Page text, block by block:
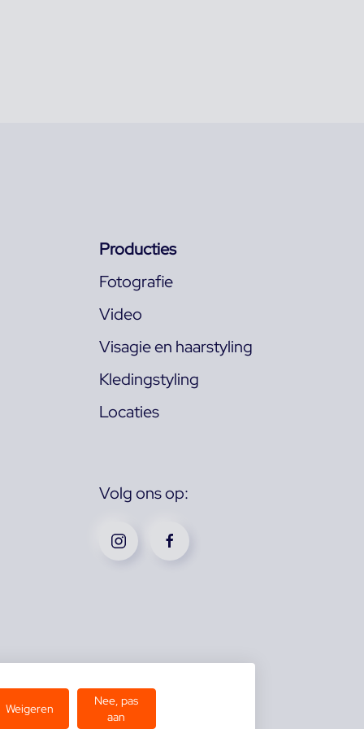
Producties
Fotografie
Video
Visagie en haarstyling
Kledingstyling
Locaties
Volg ons op:
Weigeren
Nee, pas
aan